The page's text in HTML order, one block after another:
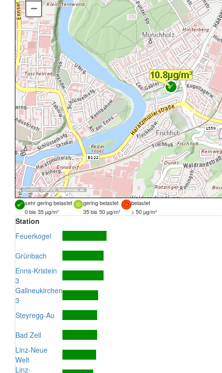
Quellen:DORIS, basemap.at
–
sehr gering belastet gering belastet
belastet
0 bis 35 µg/m³
35 bis 50 µg/m³ > 50 µg/m³
Station
Feuerkogel
Grünbach
Enns-Kristein
3
Gallneukirchen
3
Steyregg-Au
Bad Zell
Linz-Neue
Welt
Linz-